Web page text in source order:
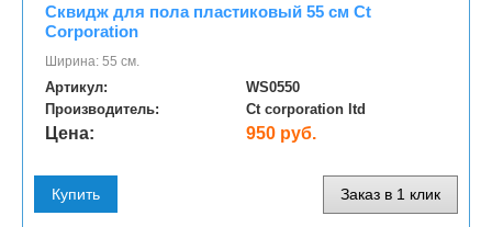
Сквидж для пола пластиковый 55 см Ct
Corporation
Ширина: 55 см.
Артикул:
WS0550
Производитель:
Ct corporation ltd
Цена: 950 руб.
Купить Заказ в 1 клик